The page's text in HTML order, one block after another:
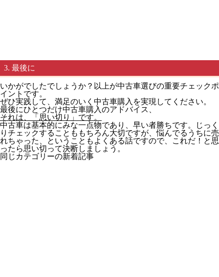
3. 最後に
いかがでしたでしょうか？以上が中古車選びの重要チェックポ
イントです。
ぜひ実践して、満足のいく中古車購入を実現してください。
最後にひとつだけ中古車購入のアドバイス、
それは、「思い切り」です。
中古車は基本的にみな一点物であり、早い者勝ちです。じっく
りチェックすることももちろん大切ですが、悩んでるうちに売
れちゃった、ということもよくある話ですので、これだ！と思
ったら思い切って決断しましょう。
同じカテゴリーの新着記事